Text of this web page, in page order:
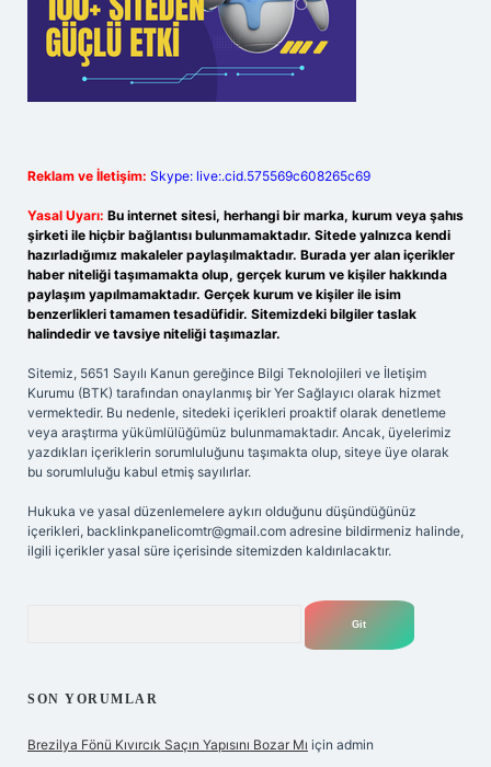
Reklam ve İletişim: Skype: live:.cid.575569c608265c69
Yasal Uyarı: Bu internet sitesi, herhangi bir marka, kurum veya şahıs
şirketi ile hiçbir bağlantısı bulunmamaktadır. Sitede yalnızca kendi
hazırladığımız makaleler paylaşılmaktadır. Burada yer alan içerikler
haber niteliği taşımamakta olup, gerçek kurum ve kişiler hakkında
paylaşım yapılmamaktadır. Gerçek kurum ve kişiler ile isim
benzerlikleri tamamen tesadüfidir. Sitemizdeki bilgiler taslak
halindedir ve tavsiye niteliği taşımazlar.
Sitemiz, 5651 Sayılı Kanun gereğince Bilgi Teknolojileri ve İletişim
Kurumu (BTK) tarafından onaylanmış bir Yer Sağlayıcı olarak hizmet
vermektedir. Bu nedenle, sitedeki içerikleri proaktif olarak denetleme
veya araştırma yükümlülüğümüz bulunmamaktadır. Ancak, üyelerimiz
yazdıkları içeriklerin sorumluluğunu taşımakta olup, siteye üye olarak
bu sorumluluğu kabul etmiş sayılırlar.
Hukuka ve yasal düzenlemelere aykırı olduğunu düşündüğünüz
içerikleri, backlinkpanelicomtr@gmail.com adresine bildirmeniz halinde,
ilgili içerikler yasal süre içerisinde sitemizden kaldırılacaktır.
SON YORUMLAR
Brezilya Fönü Kıvırcık Saçın Yapısını Bozar Mı için admin